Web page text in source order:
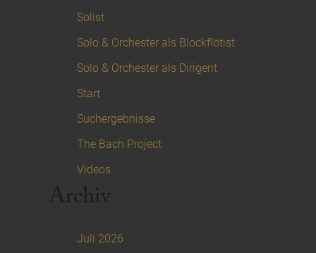
Solist
Solo & Orchester als Blockflötist
Solo & Orchester als Dirigent
Start
Suchergebnisse
The Bach Project
Videos
Archiv
Juli 2026